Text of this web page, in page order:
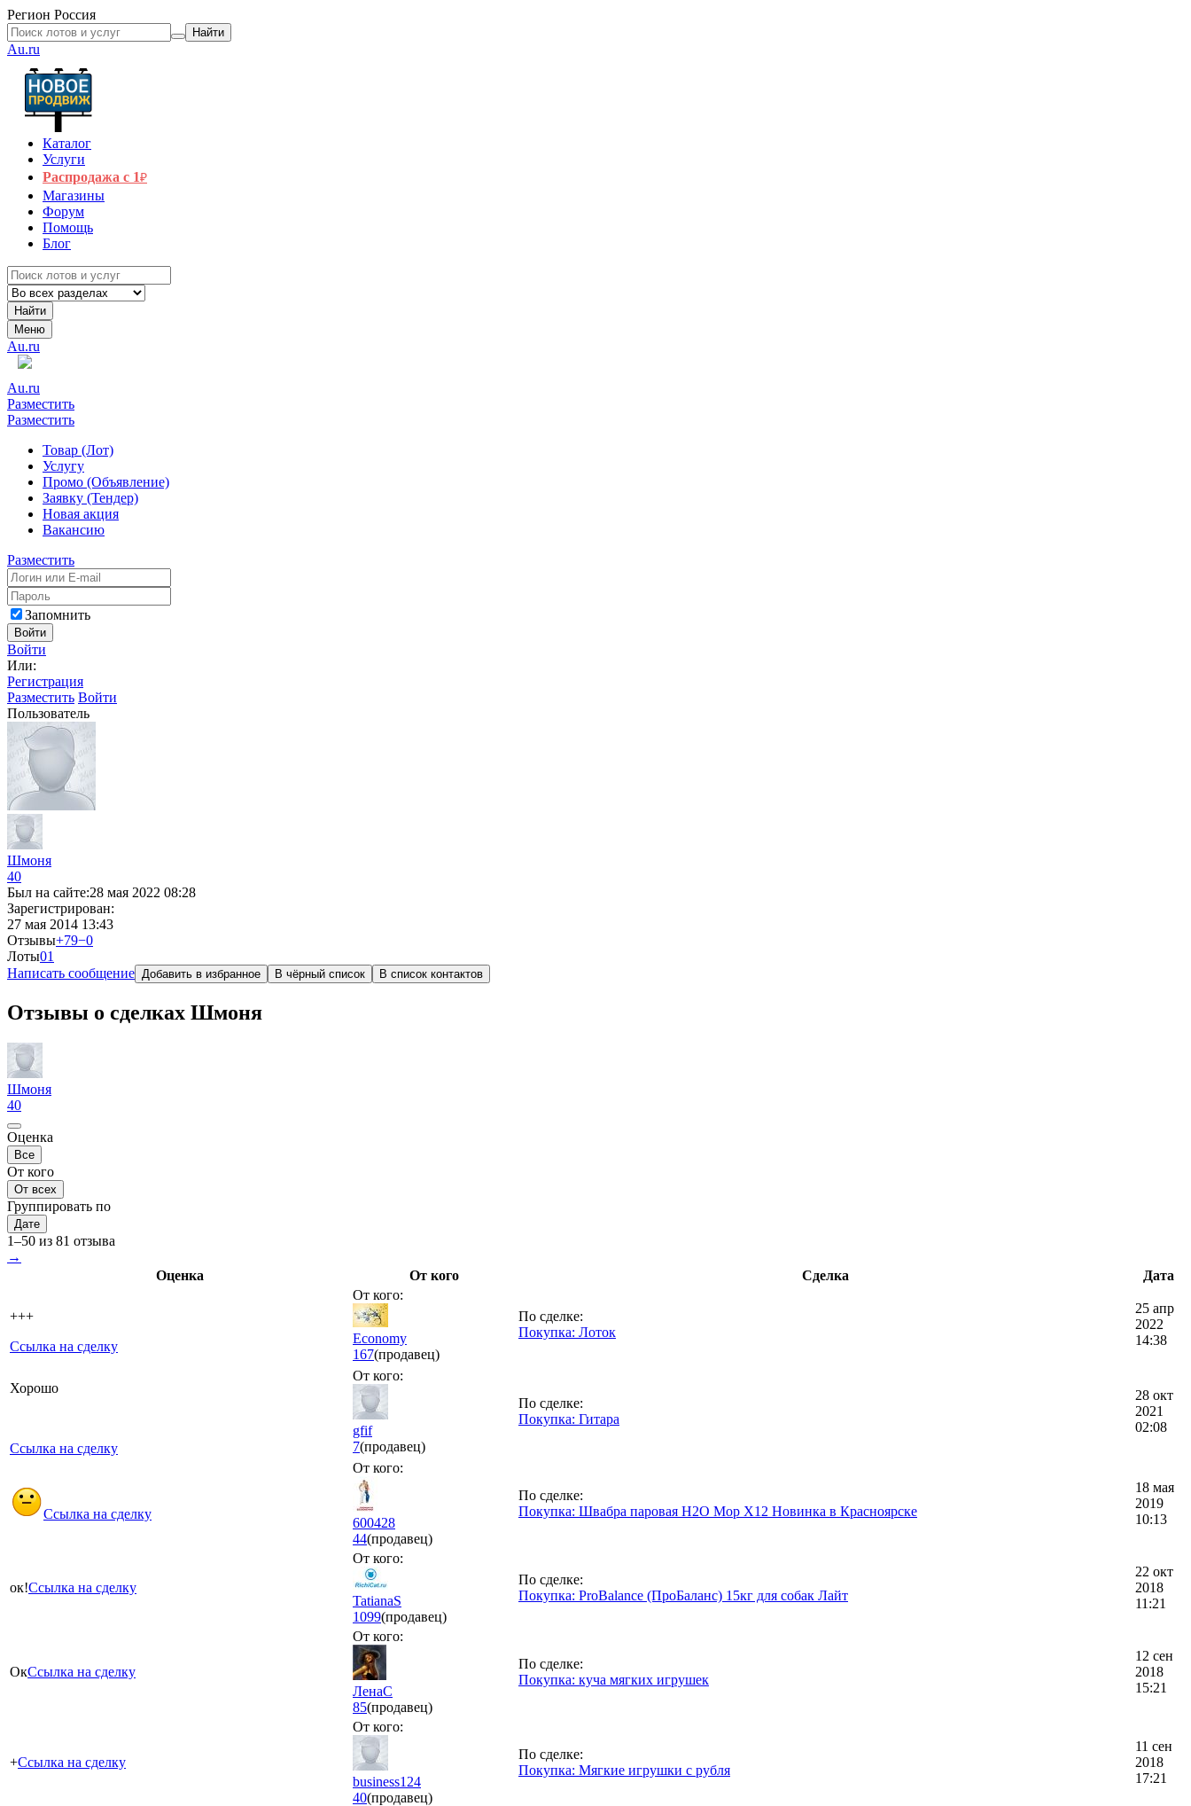
Регион Россия
Найти
Au.ru
Каталог
Услуги
Распродажа с 1₽
Магазины
Форум
Помощь
Блог
Найти
Меню
Au.ru
Au.ru
Разместить
Разместить
Товар (Лот)
Услугу
Промо (Объявление)
Заявку (Тендер)
Новая акция
Вакансию
Разместить
Запомнить
Войти
Войти
Или:
Регистрация
Разместить Войти
Пользователь
Шмоня
40
Был на сайте:28 мая 2022 08:28
Зарегистрирован:
27 мая 2014 13:43
Отзывы+79−0
Лоты01
Написать сообщение Добавить в избранное В чёрный список В список контактов
Отзывы о сделках Шмоня
Шмоня
40
Оценка
Все
От кого
От всех
Группировать по
Дате
1–50 из 81 отзыва
→
Оценка
От кого Сделка Дата
+++
Ссылка на сделку
От кого:
Economy
167(продавец)
По сделке:
Покупка: Лоток
25 апр
2022
14:38
Хорошо
Ссылка на сделку
От кого:
gfif
7(продавец)
По сделке:
Покупка: Гитара
28 окт
2021
02:08
Ссылка на сделку
От кого:
600428
44(продавец)
По сделке:
Покупка: Швабра паровая H2O Mop X12 Новинка в Красноярске
18 мая
2019
10:13
ок!Ссылка на сделку
От кого:
TatianaS
1099(продавец)
По сделке:
Покупка: ProBalance (ПроБаланс) 15кг для собак Лайт
22 окт
2018
11:21
ОкСсылка на сделку
От кого:
ЛенаС
85(продавец)
По сделке:
Покупка: куча мягких игрушек
12 сен
2018
15:21
+Ссылка на сделку
От кого:
business124
40(продавец)
По сделке:
Покупка: Мягкие игрушки с рубля
11 сен
2018
17:21